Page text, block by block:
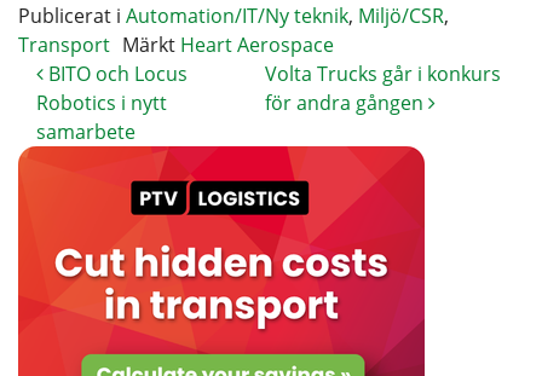
Publicerat i Automation/IT/Ny teknik, Miljö/CSR,
Transport Märkt Heart Aerospace
BITO och Locus
Robotics i nytt
samarbete
Volta Trucks går i konkurs
för andra gången